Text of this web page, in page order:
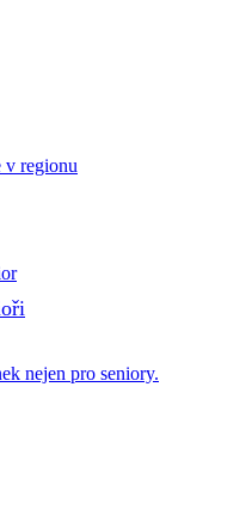
v regionu
nejen pro seniory.